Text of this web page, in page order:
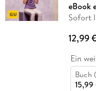
eBook
Sofort
12,99 €
Ein
Buch
15,99